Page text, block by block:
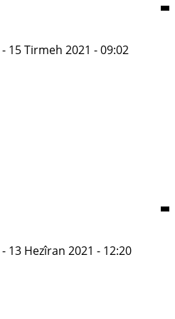
- 15 Tirmeh 2021 - 09:02
- 13 Hezîran 2021 - 12:20